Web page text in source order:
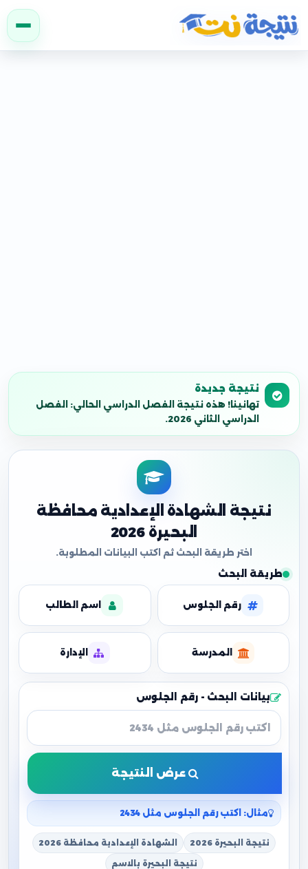
نتيجة نت
نتيجة جديدة
تهانينا! هذه نتيجة الفصل الدراسي الحالي: الفصل
الدراسي الثاني 2026.
نتيجة الشهادة الإعدادية محافظة
البحيرة 2026
طريقة البحث
رقم الجلوس اسم الطالب
المدرسة الإدارة
بيانات البحث - رقم الجلوس
عرض النتيجة
مثال: اكتب رقم الجلوس مثل 2434
نتيجة البحيرة 2026 الشهادة الإعدادية محافظة 2026
نتيجة البحيرة بالاسم